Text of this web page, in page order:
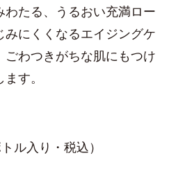
わたる、うるおい充満ロー
みにくくなるエイジングケ
わつきがちな肌にもつけ
す。
ル入り・税込）